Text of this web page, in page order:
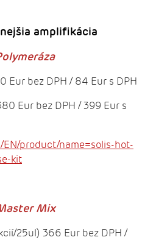
amplifikácia
Eur bez DPH / 84 Eur s DPH
Eur bez DPH / 399 Eur s
product/name=solis-hot-
kit
Mix
25ul) 366 Eur bez DPH /